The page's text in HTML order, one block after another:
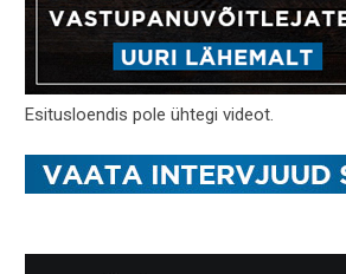
Esitusloendis pole ühtegi videot.